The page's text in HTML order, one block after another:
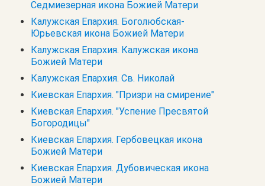
Седмиезерная икона Божией Матери
Калужская Епархия. Боголюбская-
Юрьевская икона Божией Матери
Калужская Епархия. Калужская икона
Божией Матери
Калужская Епархия. Св. Николай
Киевская Епархия. "Призри на смирение"
Киевская Епархия. "Успение Пресвятой
Богородицы"
Киевская Епархия. Гербовецкая икона
Божией Матери
Киевская Епархия. Дубовическая икона
Божией Матери